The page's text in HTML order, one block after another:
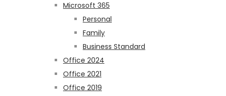
Microsoft 365
Personal
Family
Business Standard
Office 2024
Office 2021
Office 2019